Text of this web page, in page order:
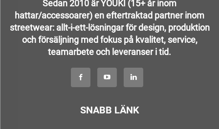
Sedan 2010 är YOUKI (15+ år inom
hattar/accessoarer) en eftertraktad partner inom
streetwear: allt-i-ett-lösningar för design, produktion
och försäljning med fokus på kvalitet, service,
teamarbete och leveranser i tid.
SNABB LÄNK